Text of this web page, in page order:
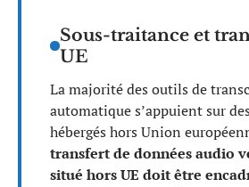
Sous-traitance et
UE
La majorité des outils de
automatique s’appuient sur
hébergés hors Union
transfert de données audio
situé hors UE doit être